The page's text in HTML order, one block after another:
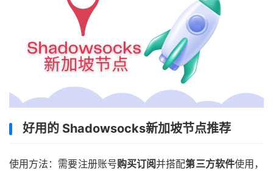
好用的 Shadowsocks新加坡节点推荐
使用方法：需要注册账号购买订阅并搭配第三方软件使用，